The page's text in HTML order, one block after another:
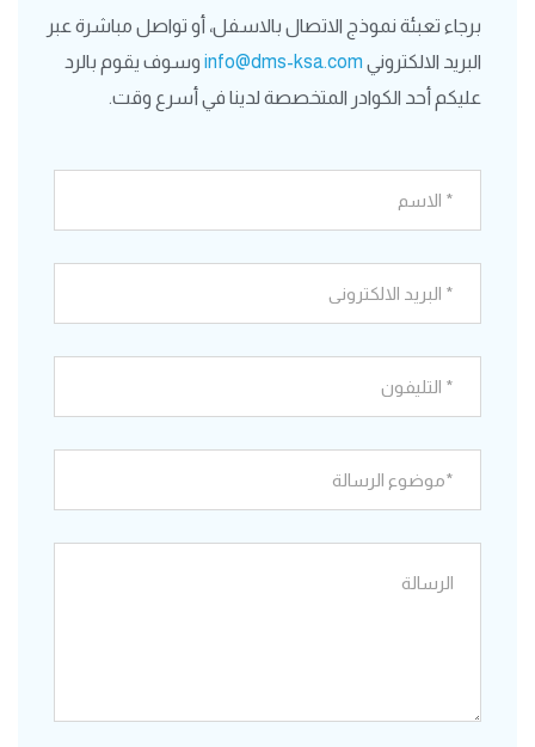
برجاء تعبئة نموذج الاتصال بالاسفل، أو تواصل مباشرة عبر
البريد الالكتروني info@dms-ksa.com وسوف يقوم بالرد
عليكم أحد الكوادر المتخصصة لدينا في أسرع وقت.